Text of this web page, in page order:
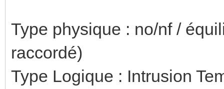
Type physique : no/nf /
raccordé)
Type Logique : Intrusion